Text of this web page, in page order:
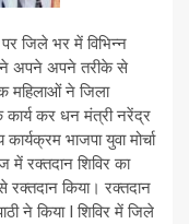
जिले भर में विभिन्न
ने अपने अपने तरीके से
महिलाओं ने जिला
कार्य कर धन मंत्री नरेंद्र
भाजपा युवा मोर्चा
में रक्तदान शिविर का
रक्तदान किया। रक्तदान
ने किया I ‌शिविर में जिले